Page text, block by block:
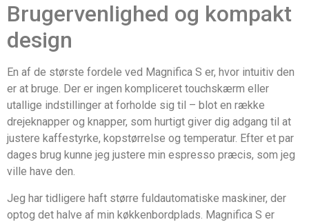
Brugervenlighed og kompakt
design
En af de største fordele ved Magnifica S er, hvor intuitiv den
er at bruge. Der er ingen kompliceret touchskærm eller
utallige indstillinger at forholde sig til – blot en række
drejeknapper og knapper, som hurtigt giver dig adgang til at
justere kaffestyrke, kopstørrelse og temperatur. Efter et par
dages brug kunne jeg justere min espresso præcis, som jeg
ville have den.
Jeg har tidligere haft større fuldautomatiske maskiner, der
optog det halve af min køkkenbordplads. Magnifica S er